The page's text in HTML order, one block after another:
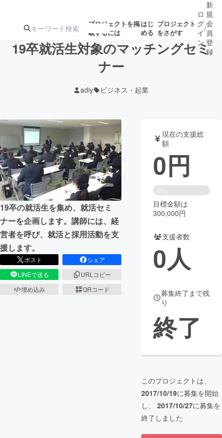
プロジェクトを掲
載するには
はじ
める
プロジェクト
をさがす
ジェクト
募集終了が近いプ
ロジェクト
アート・写真 音楽
テクノロジー・ガジェット ゲーム・サ
映像・映画 書籍・雑誌
ビジネス・起業 チャレンジ
まちづくり・地域活性化
CAMPFIRE for Social Good
CAMPFIRE Creation
CAMPFIREふるさと納税
ロ
グ
イ
ン
/
新
規
会
員
登
録
19卒就活生対象のマッチングセミ
ナー
adiy ビジネス・起業
19卒の就活生を集め、就活セミ
ナーを企画します。講師には、経
営者を呼び、就活と採用活動を支
援します。
ポスト
シェア
LINEで送る
URLコピー
埋め込み
QRコード
現在の支援総
額
0円
0%
目標金額は
300,000円
支援者数
0人
募集終了まで残
り
終了
このプロジェクトは、
2017/10/19に募集を開始
し、 2017/10/27に募集を
終了しました